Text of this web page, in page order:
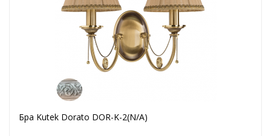
Бра Kutek Dorato DOR-K-2(N/A)